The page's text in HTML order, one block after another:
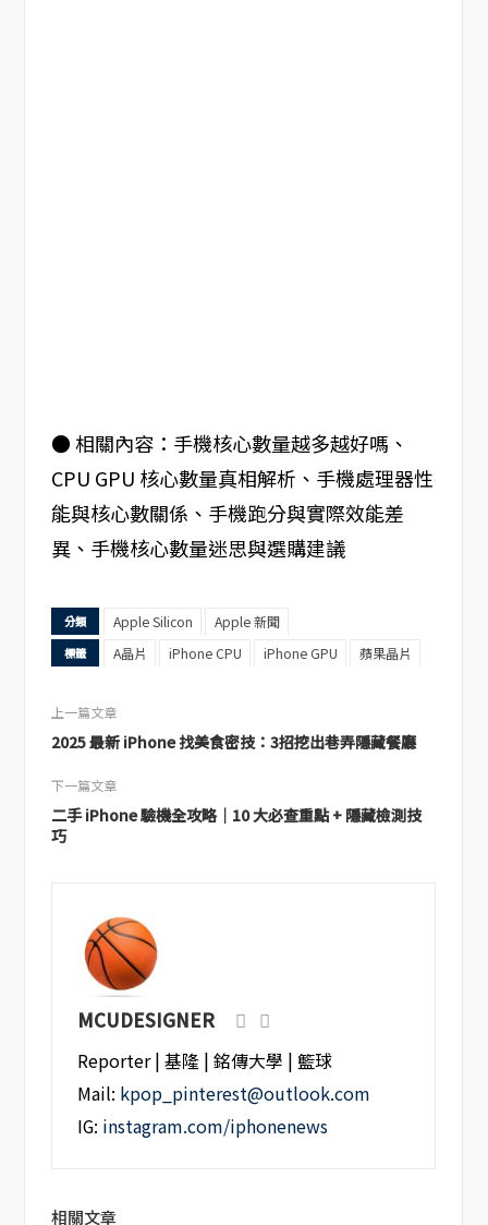
● 相關內容：手機核心數量越多越好嗎、
CPU GPU 核心數量真相解析、手機處理器性
能與核心數關係、手機跑分與實際效能差
異、手機核心數量迷思與選購建議
分類 Apple Silicon Apple 新聞
標籤 A晶片 iPhone CPU iPhone GPU 蘋果晶片
上一篇文章
2025 最新 iPhone 找美食密技：3招挖出巷弄隱藏餐廳
下一篇文章
二手 iPhone 驗機全攻略｜10 大必查重點 + 隱藏檢測技
巧
MCUDESIGNER
Reporter | 基隆 | 銘傳大學 | 籃球
Mail: kpop_pinterest@outlook.com
IG: instagram.com/iphonenews
相關文章